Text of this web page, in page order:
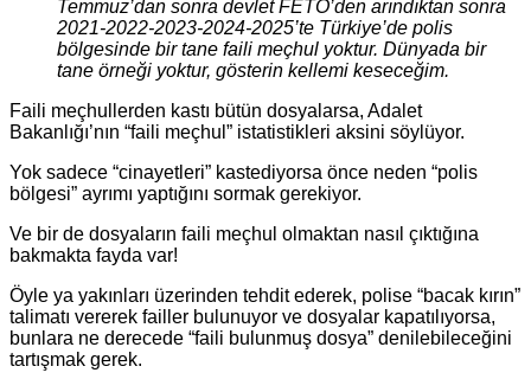
Temmuz’dan sonra devlet FETÖ’den arındıktan sonra
2021-2022-2023-2024-2025’te Türkiye’de polis
bölgesinde bir tane faili meçhul yoktur. Dünyada bir
tane örneği yoktur, gösterin kellemi keseceğim.
Faili meçhullerden kastı bütün dosyalarsa, Adalet
Bakanlığı’nın “faili meçhul” istatistikleri aksini söylüyor.
Yok sadece “cinayetleri” kastediyorsa önce neden “polis
bölgesi” ayrımı yaptığını sormak gerekiyor.
Ve bir de dosyaların faili meçhul olmaktan nasıl çıktığına
bakmakta fayda var!
Öyle ya yakınları üzerinden tehdit ederek, polise “bacak kırın”
talimatı vererek failler bulunuyor ve dosyalar kapatılıyorsa,
bunlara ne derecede “faili bulunmuş dosya” denilebileceğini
tartışmak gerek.